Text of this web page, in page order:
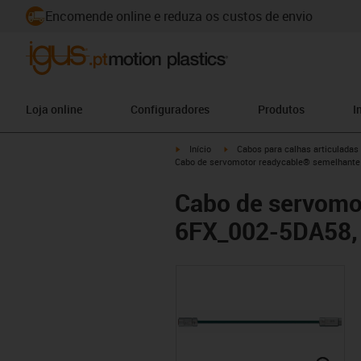
Encomende online e reduza os custos de envio
Loja online Configuradores Produtos
igus-icon-arrow-right
Início igus-icon-arrow-right
Cabos para calhas articuladas
Cabo de servomotor readycable®
Cabo de
6FX_002-